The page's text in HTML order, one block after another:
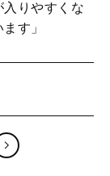
りやすくな
す」